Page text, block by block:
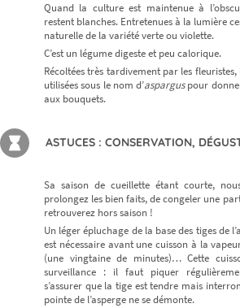
Quand la culture est maintenue à
restent blanches. Entretenues à la lumière
naturelle de la variété verte ou violette.
C’est un légume digeste et peu calorique.
Récoltées très tardivement par les fleuristes,
utilisées sous le nom d’asparguspour
aux bouquets.
ASTUCES : CONSERVATION,
Sa saison de cueillette étant courte,
prolongez les bien faits, de congeler une
retrouverez hors saison !
Un léger épluchage de la base des tiges de
est nécessaire avant une cuisson à la
(une vingtaine de minutes)… Cette
surveillance : il faut piquer
s’assurer que la tige est tendre mais
pointe de l’asperge ne se démonte.